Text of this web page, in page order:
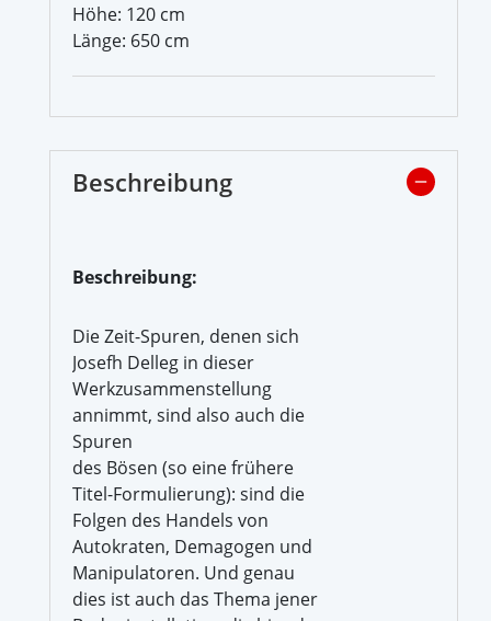
Höhe: 120 cm
Länge: 650 cm
Beschreibung
Beschreibung:
Die Zeit-Spuren, denen sich
Josefh Delleg in dieser
Werkzusammenstellung
annimmt, sind also auch die
Spuren
des Bösen (so eine frühere
Titel-Formulierung): sind die
Folgen des Handels von
Autokraten, Demagogen und
Manipulatoren. Und genau
dies ist auch das Thema jener